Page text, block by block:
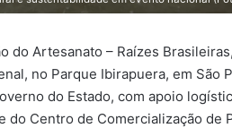
do Artesanato – Raízes
no Parque Ibirapuera, em São
do Estado, com apoio
do Centro de Comercialização de